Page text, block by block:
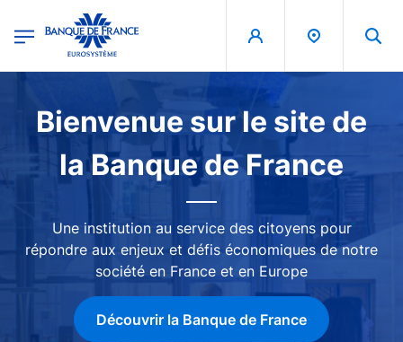
Banque de France - Menu Principal
Bienvenue sur le site de
la Banque de France
Une institution au service des citoyens pour
répondre aux enjeux et défis économiques de notre
société en France et en Europe
Découvrir la Banque de France